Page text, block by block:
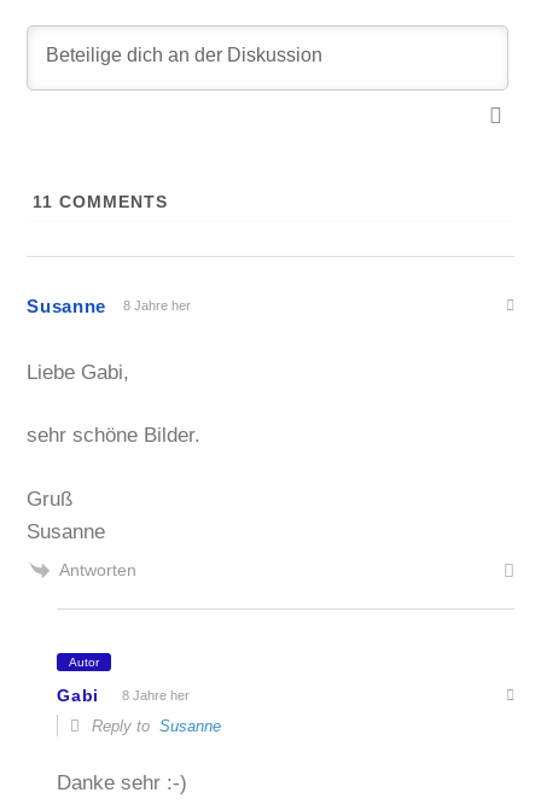
11 COMMENTS
Susanne 8 Jahre her
Liebe Gabi,
sehr schöne Bilder.
Gruß
Susanne
Antworten
Autor
Gabi 8 Jahre her
Reply toSusanne
Danke sehr :-)